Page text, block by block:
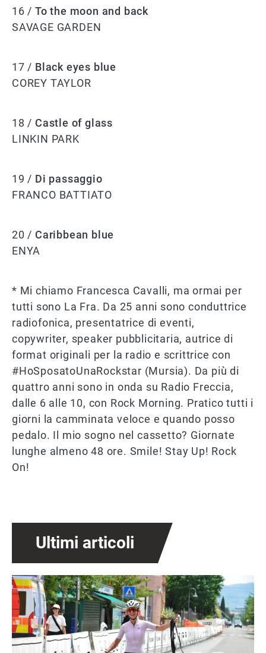
16 / To the moon and back
SAVAGE GARDEN
17 / Black eyes blue
COREY TAYLOR
18 / Castle of glass
LINKIN PARK
19 / Di passaggio
FRANCO BATTIATO
20 / Caribbean blue
ENYA
* Mi chiamo Francesca Cavalli, ma ormai per
tutti sono La Fra. Da 25 anni sono conduttrice
radiofonica, presentatrice di eventi,
copywriter, speaker pubblicitaria, autrice di
format originali per la radio e scrittrice con
#HoSposatoUnaRockstar (Mursia). Da più di
quattro anni sono in onda su Radio Freccia,
dalle 6 alle 10, con Rock Morning. Pratico tutti i
giorni la camminata veloce e quando posso
pedalo. Il mio sogno nel cassetto? Giornate
lunghe almeno 48 ore. Smile! Stay Up! Rock
On!
Ultimi articoli
Immagine